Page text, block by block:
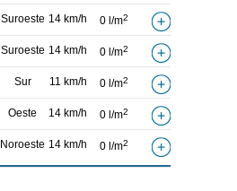
Suroeste 14 km/h 0 l/m2
Suroeste 14 km/h 0 l/m2
Sur 11 km/h 0 l/m2
Oeste 14 km/h 0 l/m2
Noroeste 14 km/h 0 l/m2